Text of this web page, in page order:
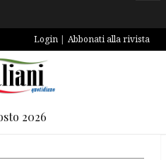
Login Abbonati alla rivista
2026